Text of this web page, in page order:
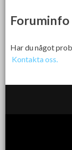
Foruminfo
Har du något
Kontakta oss.